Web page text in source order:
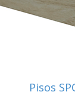
Pisos